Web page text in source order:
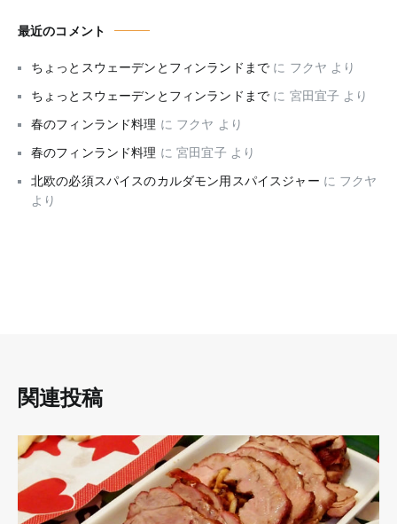
最近のコメント
ちょっとスウェーデンとフィンランドまで に フクヤ より
ちょっとスウェーデンとフィンランドまで に 宮田宜子 より
春のフィンランド料理 に フクヤ より
春のフィンランド料理 に宮田宜子 より
北欧の必須スパイスのカルダモン用スパイスジャー に フクヤ
より
関連投稿